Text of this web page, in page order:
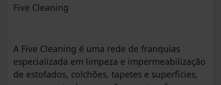
Five Cleaning
A Five Cleaning é uma rede de franquias
especializada em limpeza e impermeabilização
de estofados, colchões, tapetes e superfícies,